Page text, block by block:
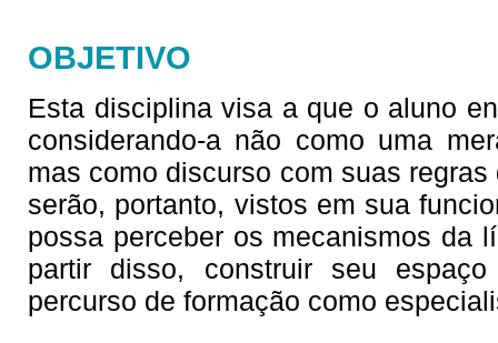
OBJETIVO
Esta disciplina visa a que o aluno
considerando-a não como uma
mas como discurso com suas
serão, portanto, vistos em sua
possa perceber os mecanismos da
partir disso, construir seu
percurso de formação como